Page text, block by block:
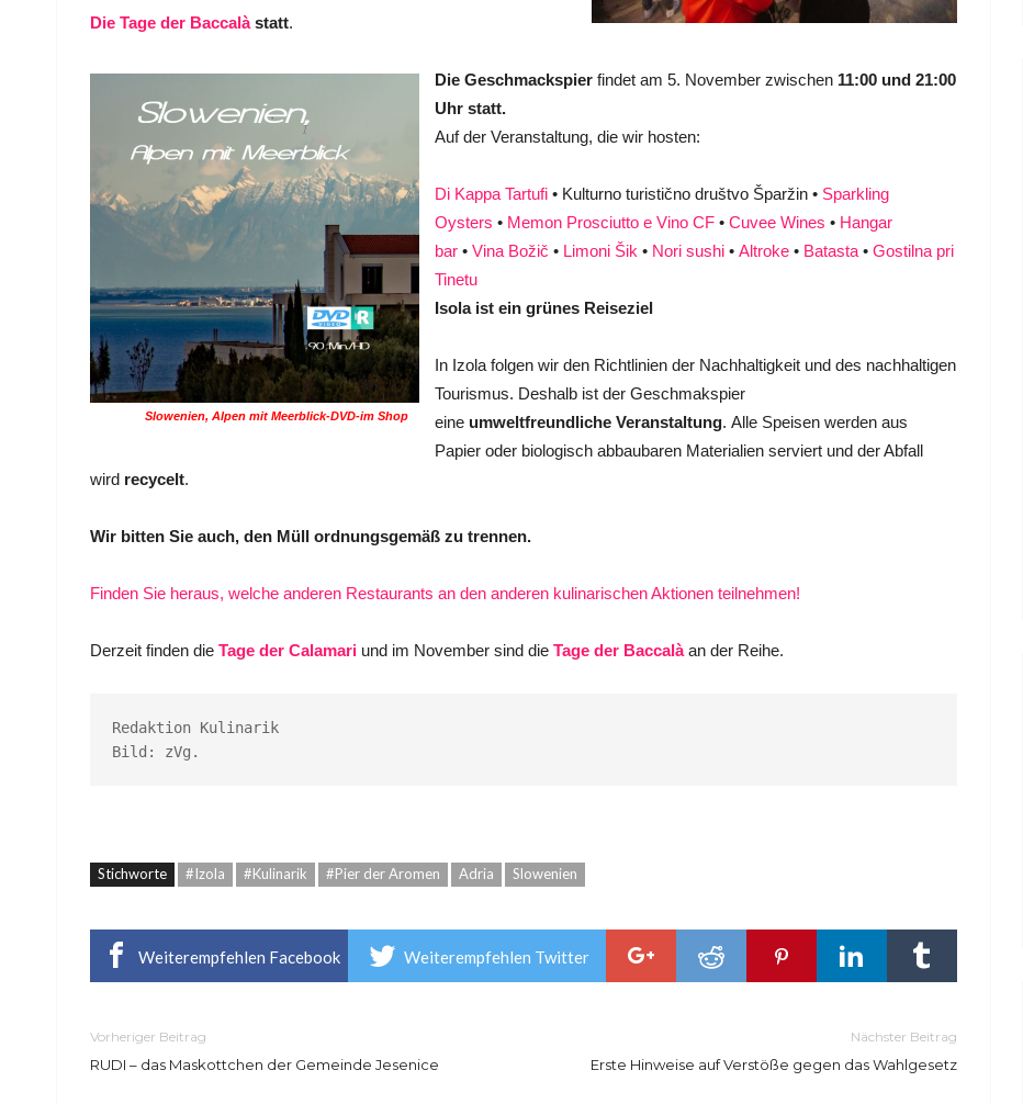
Die Tage der Baccalàstatt.
Slowenien, Alpen mit Meerblick-DVD-im Shop
Die Geschmackspier findet am 5. November zwischen 11:00 und 21:00
Uhr statt.
Auf der Veranstaltung, die wir hosten:
Di Kappa Tartufi • Kulturno turistično društvo Šparžin • Sparkling
Oysters • Memon Prosciutto e Vino CF • Cuvee Wines • Hangar
bar • Vina Božič • Limoni Šik • Nori sushi • Altroke • Batasta • Gostilna pri
Tinetu
Isola ist ein grünes Reiseziel
In Izola folgen wir den Richtlinien der Nachhaltigkeit und des nachhaltigen
Tourismus. Deshalb ist der Geschmakspier
eine umweltfreundliche Veranstaltung. Alle Speisen werden aus
Papier oder biologisch abbaubaren Materialien serviert und der Abfall
wird recycelt.
Wir bitten Sie auch, den Müll ordnungsgemäß zu trennen.
Finden Sie heraus, welche anderen Restaurants an den anderen kulinarischen Aktionen teilnehmen!
Derzeit finden die Tage der Calamari und im November sind die Tage der Baccalàan der Reihe.
Redaktion Kulinarik
Bild: zVg.
Stichworte #Izola #Kulinarik #Pier der Aromen Adria Slowenien
Weiterempfehlen Facebook Weiterempfehlen Twitter
Vorheriger Beitrag
RUDI – das Maskottchen der Gemeinde Jesenice
Nächster Beitrag
Erste Hinweise auf Verstöße gegen das Wahlgesetz